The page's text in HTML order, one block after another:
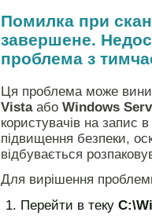
Помилка при
завершене.
проблема з
Ця проблема може
Vistaабо Windows
користувачів на запис
підвищення безпеки,
відбувається
Для вирішення
Перейти в теку